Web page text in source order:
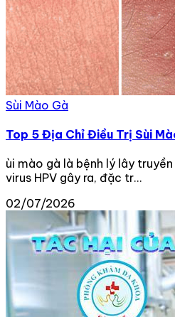
Sùi Mào Gà
Top 5 Địa Chỉ Điều Trị Sùi
ùi mào gà là bệnh lý lây
virus HPV gây ra, đặc tr...
02/07/2026